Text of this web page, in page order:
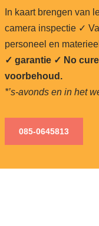
In kaart brengen van
camera inspectie ✓
personeel en materieel
✓ garantie ✓ No
voorbehoud.
*’s-avonds en in het
085-0645813